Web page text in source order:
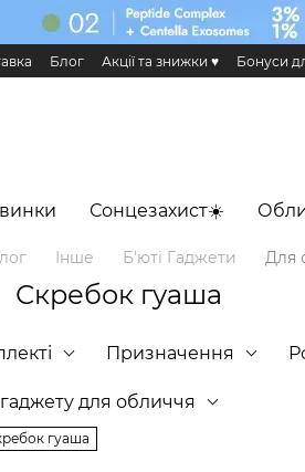
Блог Акції та знижки ♥️ Бонуси
Публічна оферта Еко сертифікати і
Сонцезахист☀️
Інше Б'юті Гаджети Для
Скребок гуаша
Призначення
для обличчя
гуаша